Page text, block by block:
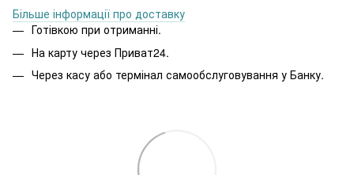
Більше інформації про доставку
Готівкою при отриманні.
На карту через Приват24.
Через касу або термінал самообслуговування у Банку.